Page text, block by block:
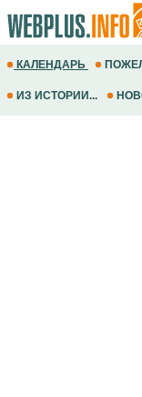
КАЛЕНДАРЬ
ИЗ ИСТОРИИ...